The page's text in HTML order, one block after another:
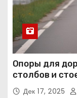
Опоры для
столбов и
нормативные
Дек 17, 2025